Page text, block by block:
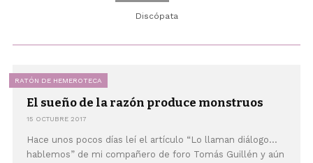
Discópata
RATÓN DE HEMEROTECA
El sueño de la razón produce monstruos
15 OCTUBRE 2017
Hace unos pocos días leí el artículo “Lo llaman diálogo…
hablemos” de mi compañero de foro Tomás Guillén y aún